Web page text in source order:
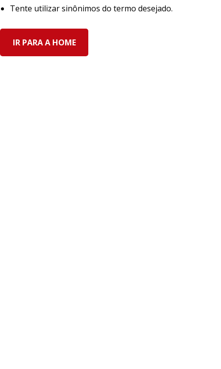
Tente utilizar sinônimos do termo desejado.
IR PARA A HOME